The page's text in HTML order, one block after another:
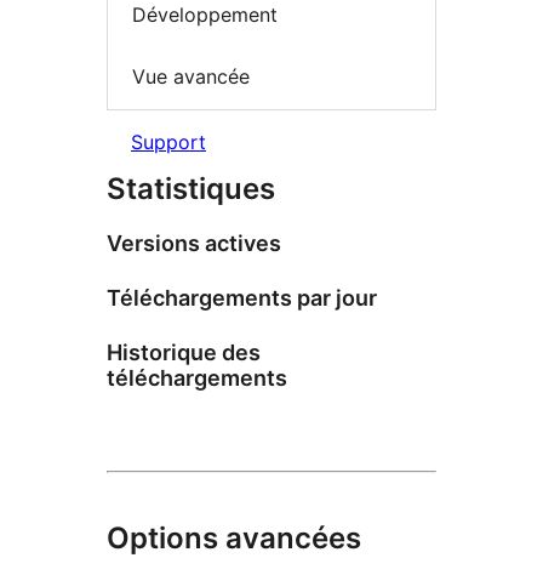
Développement
Vue avancée
Support
Statistiques
Versions actives
Téléchargements par jour
Historique des
téléchargements
Options avancées